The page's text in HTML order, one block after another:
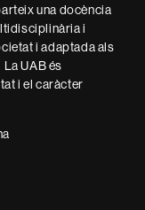
una docència
i
i adaptada als
UAB és
i el caràcter